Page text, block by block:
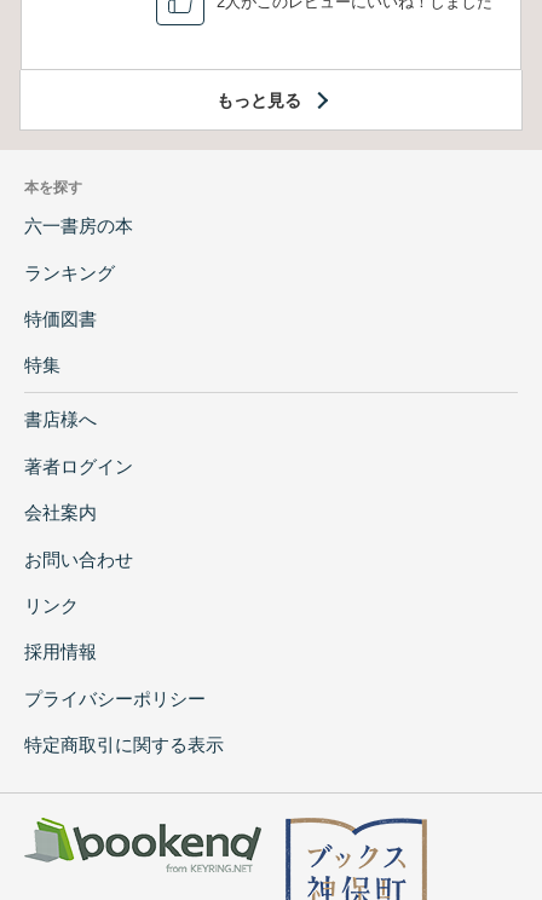
もっと見る
本を探す
六一書房の本
ランキング
特価図書
特集
書店様へ
著者ログイン
会社案内
お問い合わせ
リンク
採用情報
プライバシーポリシー
特定商取引に関する表示